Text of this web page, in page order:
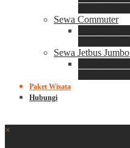
Sewa Commuter
Sewa Jetbus Jumbo
Paket Wisata
Hubungi
×